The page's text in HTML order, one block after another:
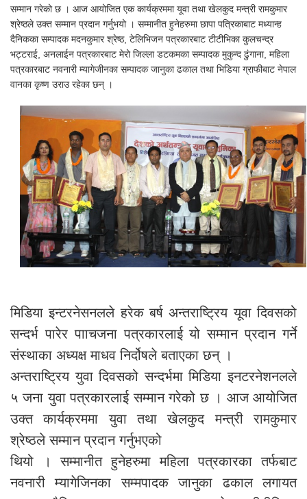
सम्मान गरेको छ । आज आयोजित एक कार्यक्रममा यूवा तथा खेलकुद मन्त्री रामकुमार
श्रेष्ठले उक्त सम्मान प्रदान गर्नुभयो । सम्मानीत हुनेहरुमा छापा पत्रिकाबाट मध्यान्ह
दैनिकका सम्पादक मदनकुमार श्रेष्ठ, टेलिभिजन पत्रकारबाट टीटीभिका कुलचन्द्र
भट्टराई, अनलाईन पत्रकारबाट मेरो जिल्ला डटकमका सम्पादक मुकुन्द ढुंगाना, महिला
पत्रकारबाट नवनारी म्यागेजीनका सम्पादक जानुका ढकाल तथा भिडिया ग्राफीबाट नेपाल
वानका कृष्ण उराउ रहेका छन् ।
मिडिया इन्टरनेसनलले हरेक बर्ष अन्तराष्ट्रिय यूवा दिवसको
सन्दर्भ पारेर पााचजना पत्रकारलाई यो सम्मान प्रदान गर्ने
संस्थाका अध्यक्ष माधव निर्दोषले बताएका छन् ।
अन्तराष्ट्रिय युवा दिवसको सन्दर्भमा मिडिया इनटरनेशनलले
५ जना युवा पत्रकारलाई सम्मान गरेको छ । आज आयोजित
उक्त कार्यक्रममा युवा तथा खेलकुद मन्त्री रामकुमार
श्रेष्ठले सम्मान प्रदान गर्नुभएको
थियो । सम्मानीत हुनेहरुमा महिला पत्रकारका तर्फबाट
नवनारी म्यागेजिनका सम्मपादक जानुका ढकाल लगायत